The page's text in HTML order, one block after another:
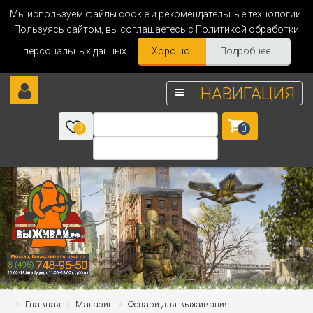
Мы используем файлы cookie и рекомендательные технологии.
Пользуясь сайтом, вы соглашаетесь с Политикой обработки
персональных данных.
Хорошо! Подробнее...
НАВИГАЦИЯ
0 0
Главная Магазин Фонари для выживания